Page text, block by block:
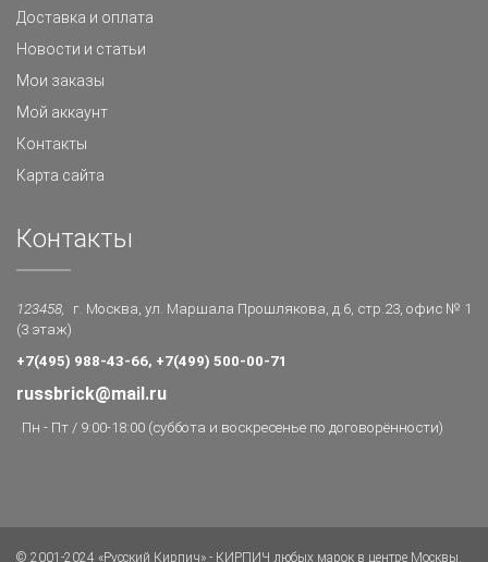
Доставка и оплата
Новости и статьи
Мои заказы
Мой аккаунт
Контакты
Карта сайта
Контакты
123458, г. Москва, ул. Маршала Прошлякова, д.6, стр.23, офис № 1
(3 этаж)
+7(495) 988-43-66, +7(499) 500-00-71
russbrick@mail.ru
Пн - Пт / 9:00-18:00 (суббота и воскресенье по договорённости)
© 2001-2024 «Русский Кирпич» - КИРПИЧ любых марок в центре Москвы.